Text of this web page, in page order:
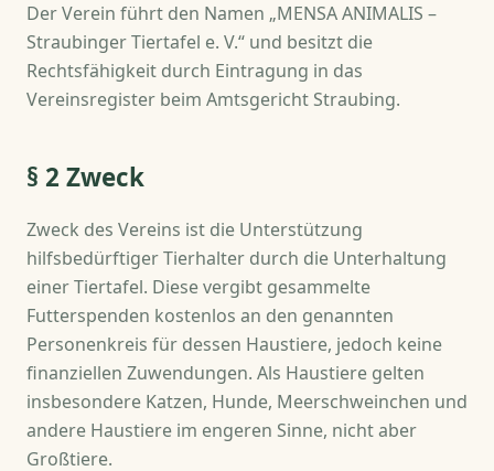
Der Verein führt den Namen „MENSA ANIMALIS –
Straubinger Tiertafel e. V.“ und besitzt die
Rechtsfähigkeit durch Eintragung in das
Vereinsregister beim Amtsgericht Straubing.
§ 2 Zweck
Zweck des Vereins ist die Unterstützung
hilfsbedürftiger Tierhalter durch die Unterhaltung
einer Tiertafel. Diese vergibt gesammelte
Futterspenden kostenlos an den genannten
Personenkreis für dessen Haustiere, jedoch keine
finanziellen Zuwendungen. Als Haustiere gelten
insbesondere Katzen, Hunde, Meerschweinchen und
andere Haustiere im engeren Sinne, nicht aber
Großtiere.